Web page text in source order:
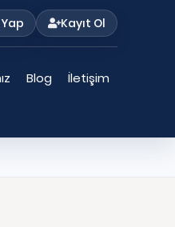
Kayıt Ol
Blog İletişim